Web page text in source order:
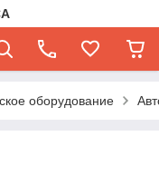
оборудование